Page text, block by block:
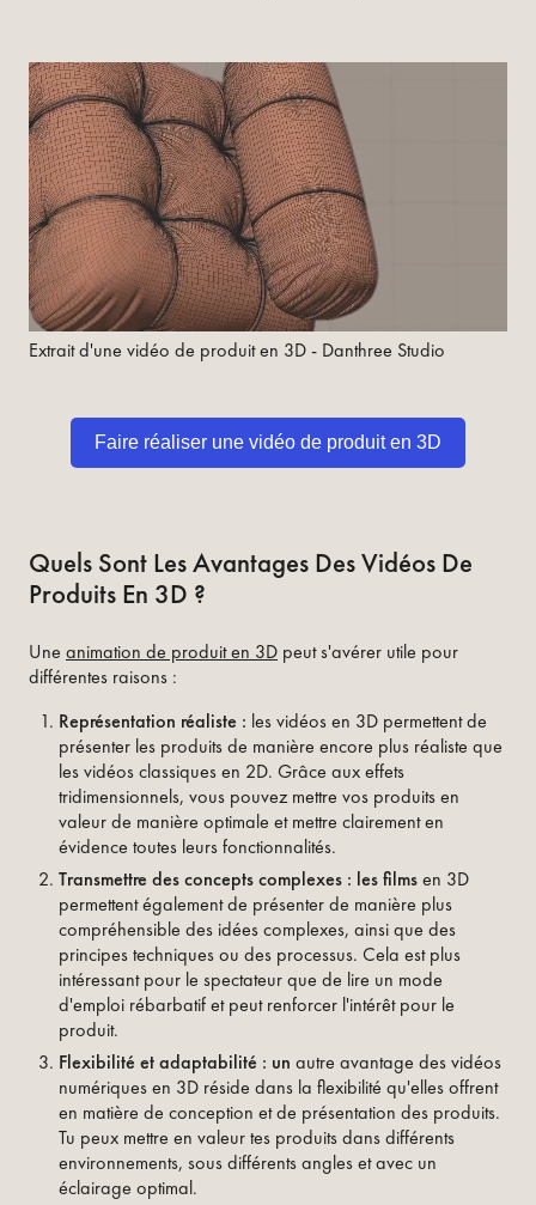
Extrait d'une vidéo de produit en 3D - Danthree Studio
Faire réaliser une vidéo de produit en 3D
Quels Sont Les Avantages Des Vidéos De
Produits En 3D ?
Une animation de produit en 3D peut s'avérer utile pour
différentes raisons :
Représentation réaliste : les vidéos en 3D permettent de
présenter les produits de manière encore plus réaliste que
les vidéos classiques en 2D. Grâce aux effets
tridimensionnels, vous pouvez mettre vos produits en
valeur de manière optimale et mettre clairement en
évidence toutes leurs fonctionnalités.
‍Transmettre des concepts complexes : les filmsen 3D
permettent également de présenter de manière plus
compréhensible des idées complexes, ainsi que des
principes techniques ou des processus. Cela est plus
intéressant pour le spectateur que de lire un mode
d'emploi rébarbatif et peut renforcer l'intérêt pour le
produit.
Flexibilité et adaptabilité : unautre avantage des vidéos
numériques en 3D réside dans la flexibilité qu'elles offrent
en matière de conception et de présentation des produits.
Tu peux mettre en valeur tes produits dans différents
environnements, sous différents angles et avec un
éclairage optimal.